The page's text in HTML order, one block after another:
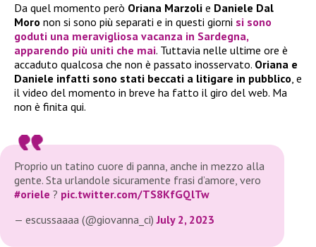
Da quel momento però Oriana Marzoli e Daniele Dal
Moro non si sono più separati e in questi giorni si sono
goduti una meravigliosa vacanza in Sardegna,
apparendo più uniti che mai. Tuttavia nelle ultime ore è
accaduto qualcosa che non è passato inosservato. Oriana e
Daniele infatti sono stati beccati a litigare in pubblico, e
il video del momento in breve ha fatto il giro del web. Ma
non è finita qui.
Proprio un tatino cuore di panna, anche in mezzo alla
gente. Sta urlandole sicuramente frasi d’amore, vero
#oriele ? pic.twitter.com/TS8KfGQlTw
— escussaaaa (@giovanna_ci)July 2, 2023